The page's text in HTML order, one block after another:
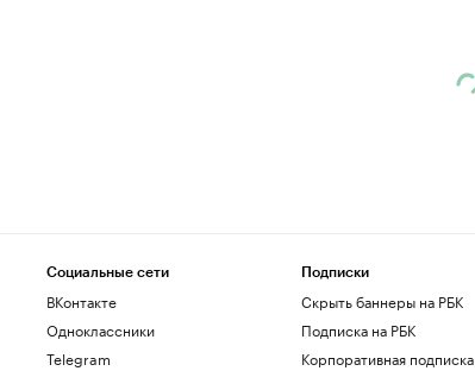
Социальные сети
ВКонтакте
Одноклассники
Telegram
Подписки
Скрыть баннеры на РБК
Подписка на РБК
Корпоративная подписка